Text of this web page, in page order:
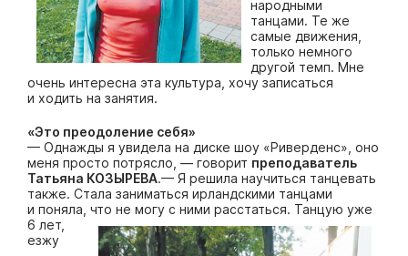
народными
танцами. Те же
самые движения,
только немного
другой темп. Мне
очень интересна эта культура, хочу записаться
и ходить на занятия.
«Это преодоление себя»
— Однажды я увидела на диске шоу «Риверденс», оно
меня просто потрясло, — говорит преподаватель
Татьяна КОЗЫРЕВА.— Я решила научиться танцевать
также. Стала заниматься ирландскими танцами
и поняла, что не могу с ними расстаться. Танцую уже
6 лет,
езжу